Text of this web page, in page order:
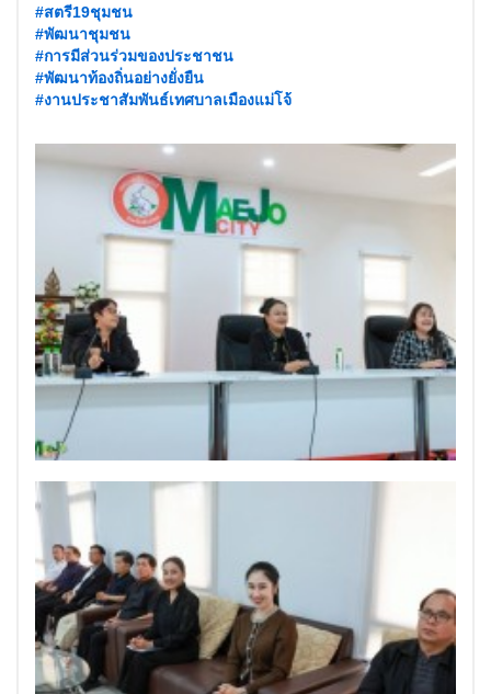
#สตรี19ชุมชน
#พัฒนาชุมชน
#การมีส่วนร่วมของประชาชน
#พัฒนาท้องถิ่นอย่างยั่งยืน
#งานประชาสัมพันธ์เทศบาลเมืองแม่โจ้